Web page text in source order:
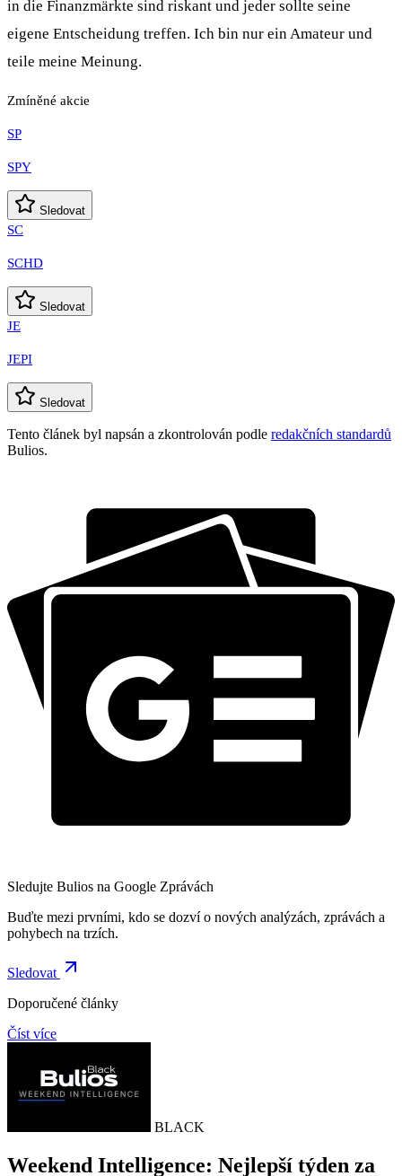
in die Finanzmärkte sind riskant und jeder sollte seine
eigene Entscheidung treffen. Ich bin nur ein Amateur und
teile meine Meinung.
Zmíněné akcie
SP
SPY
Sledovat
SC
SCHD
Sledovat
JE
JEPI
Sledovat
Tento článek byl napsán a zkontrolován podle redakčních standardů
Bulios.
Sledujte Bulios na Google Zprávách
Buďte mezi prvními, kdo se dozví o nových analýzách, zprávách a
pohybech na trzích.
Sledovat
Doporučené články
Číst více
BLACK
Weekend Intelligence: Nejlepší týden za